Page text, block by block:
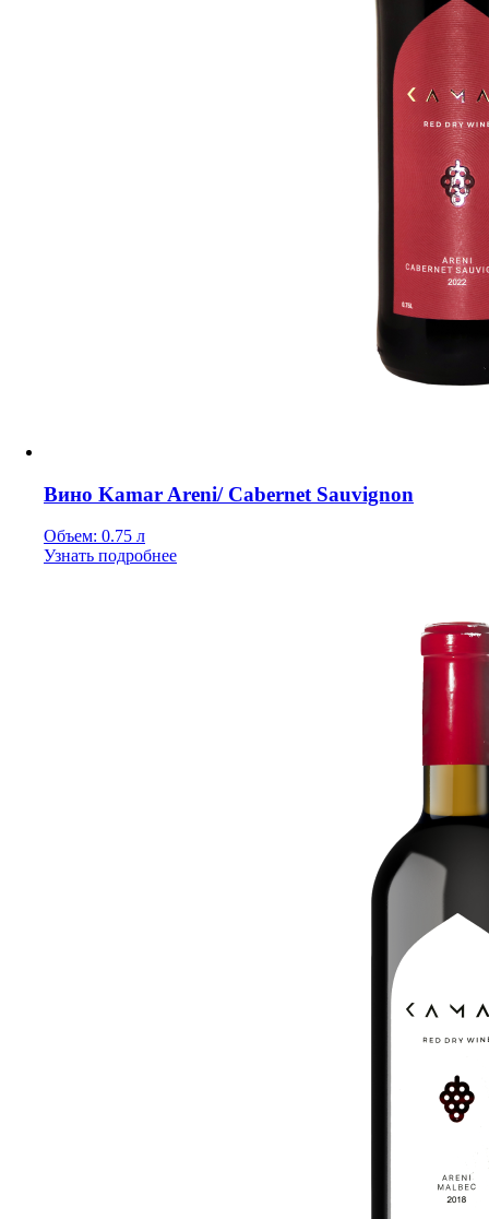
Вино Kamar Areni/ Cabernet Sauvignon
Объем: 0.75 л
Узнать подробнее